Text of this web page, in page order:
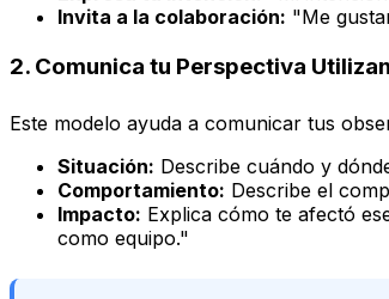
Invita a la colaboración: "Me
2. Comunica tu Perspectiva
Este modelo ayuda a comunicar tus
Situación: Describe cuándo y
Comportamiento: Describe el
Impacto: Explica cómo te afectó
como equipo."